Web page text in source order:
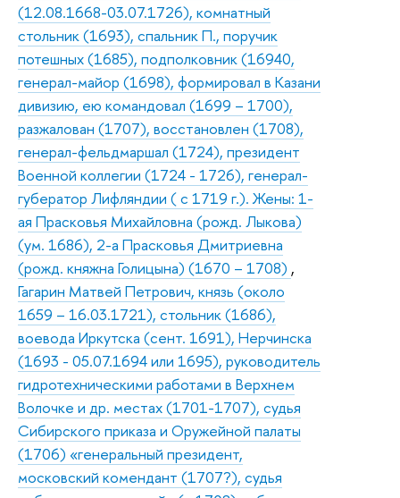
(12.08.1668-03.07.1726), комнатный
стольник (1693), спальник П., поручик
потешных (1685), подполковник (16940,
генерал-майор (1698), формировал в Казани
дивизию, ею командовал (1699 – 1700),
разжалован (1707), восстановлен (1708),
генерал-фельдмаршал (1724), президент
Военной коллегии (1724 - 1726), генерал-
губератор Лифляндии ( с 1719 г.). Жены: 1-
ая Прасковья Михайловна (рожд. Лыкова)
(ум. 1686), 2-а Прасковья Дмитриевна
(рожд. княжна Голицына) (1670 – 1708) ,
Гагарин Матвей Петрович, князь (около
1659 – 16.03.1721), стольник (1686),
воевода Иркутска (сент. 1691), Нерчинска
(1693 - 05.07.1694 или 1695), руководитель
гидротехническими работами в Верхнем
Волочке и др. местах (1701-1707), судья
Сибирского приказа и Оружейной палаты
(1706) «генеральный президент,
московский комендант (1707?), судья